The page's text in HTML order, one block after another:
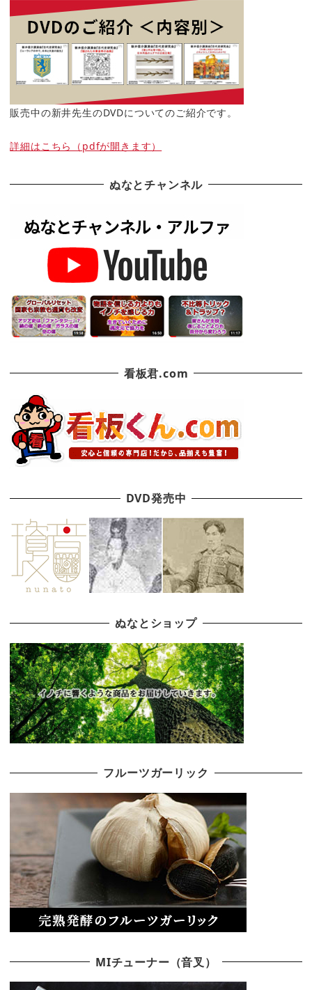
販売中の新井先生のDVDについてのご紹介です。
詳細はこちら（pdfが開きます）
ぬなとチャンネル
看板君.com
DVD発売中
ぬなとショップ
フルーツガーリック
MIチューナー（音叉）